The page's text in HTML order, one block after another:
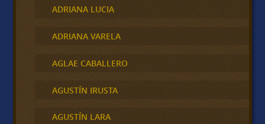
ADRIANA LUCIA
ADRIANA VARELA
AGLAE CABALLERO
AGUSTÍN IRUSTA
AGUSTÍN LARA